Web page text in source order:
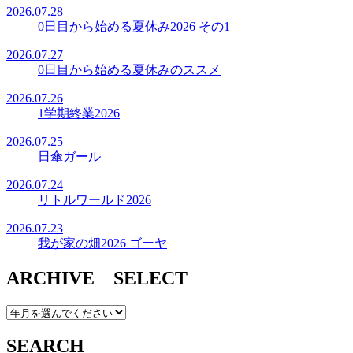
2026.07.28
0日目から始める夏休み2026 その1
2026.07.27
0日目から始める夏休みのススメ
2026.07.26
1学期終業2026
2026.07.25
日傘ガール
2026.07.24
リトルワールド2026
2026.07.23
我が家の畑2026 ゴーヤ
ARCHIVE SELECT
SEARCH